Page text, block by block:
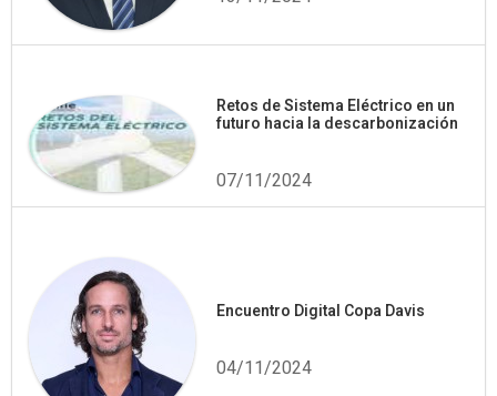
Retos de Sistema Eléctrico en un
futuro hacia la descarbonización
07/11/2024
Encuentro Digital Copa Davis
04/11/2024